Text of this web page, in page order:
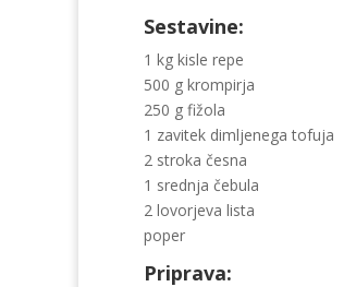
Sestavine:
1 kg kisle repe
500 g krompirja
250 g fižola
1 zavitek dimljenega tofuja
2 stroka česna
1 srednja čebula
2 lovorjeva lista
poper
Priprava: